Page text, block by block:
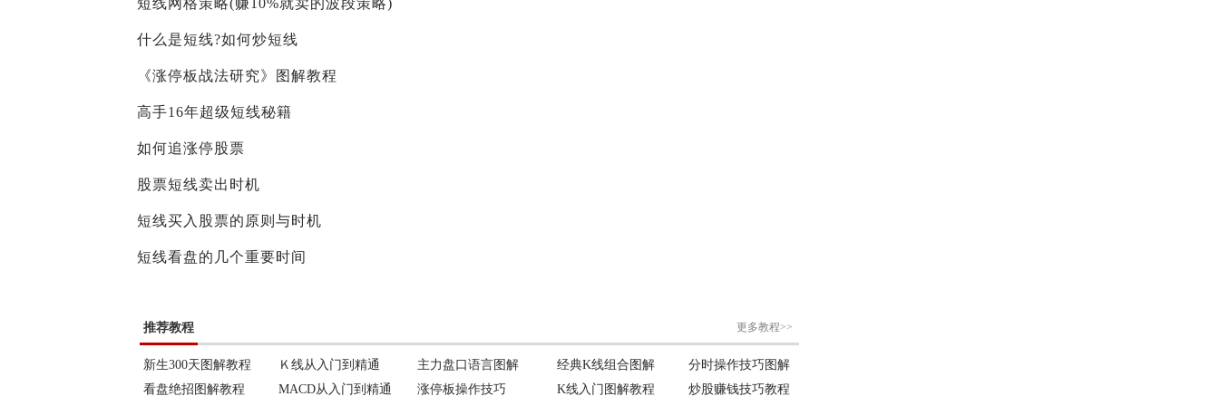
短线网格策略(赚10%就卖的波段策略)
什么是短线?如何炒短线
《涨停板战法研究》图解教程
高手16年超级短线秘籍
如何追涨停股票
股票短线卖出时机
短线买入股票的原则与时机
短线看盘的几个重要时间